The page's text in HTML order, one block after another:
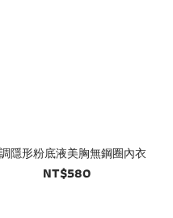
隱形粉底液美胸無鋼圈內衣
NT$580